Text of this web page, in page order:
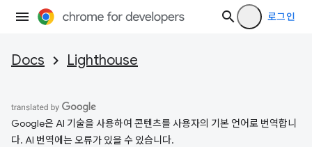
로그인
Docs Lighthouse
Google은 AI 기술을 사용하여 콘텐츠를 사용자의 기본 언어로 번역합니
다. AI 번역에는 오류가 있을 수 있습니다.